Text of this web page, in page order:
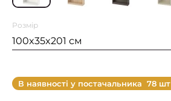
Розмір
100x35x201 см
В наявності у постачальника 78 шт